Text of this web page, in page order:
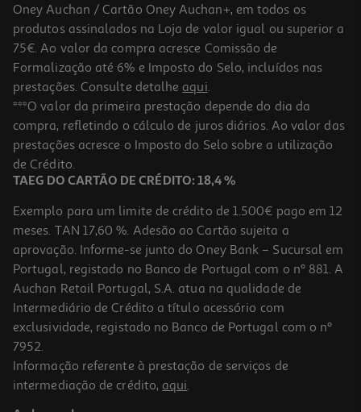
-10%
Retaliação De Fern Michaels
14.31 €/un
15,90 € PVP de editor
14,31 €
-10%
Livro O Escritório De Freida Mcfadden
Oney Auchan / Cartão Oney Auchan+, em todos os
produtos assinalados na Loja de valor igual ou superior a
75€. Ao valor da compra acresce Comissão de
Formalização até 6% e Imposto do Selo, incluídos nas
prestações. Consulte detalhe aqui.
***O valor da primeira prestação depende do dia da
compra, refletindo o cálculo de juros diários. Ao valor das
prestações acresce o Imposto do Selo sobre a utilização
de Crédito.
TAEG DO CARTÃO DE CRÉDITO: 18,4 %
Exemplo para um limite de crédito de 1.500€ pago em 12
meses. TAN 17,60 %. Adesão ao Cartão sujeita a
aprovação. Informe-se junto do Oney Bank – Sucursal em
Portugal, registado no Banco de Portugal com o nº 881. A
Auchan Retail Portugal, S.A. atua na qualidade de
Intermediário de Crédito a título acessório com
exclusividade, registado no Banco de Portugal com o nº
7952.
Informação referente à prestação de serviços de
intermediação de crédito, aqui.